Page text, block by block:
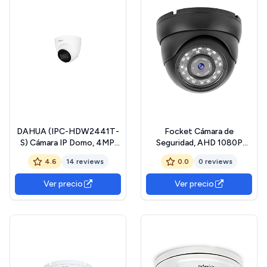
DAHUA (IPC-HDW2441T-
S) Cámara IP Domo, 4MP,
PoE, 2,8mm, IR30m,
WizSense, Starlight
4.6 14 reviews
Ver precio
Focket Cámara de
Seguridad, AHD 1080P
Cámara Domo Interior
Exterior Cámara de Circuito
Cerrado de Vigilancia, de
Vigilancia NTSC Visión
Nocturna Clara, para
0.0 0 reviews
Ver precio